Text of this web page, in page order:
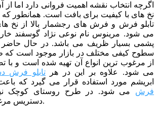
اگرچه انتخاب نقشه اهمیت فروانی دارد اما از
نخ های با کیفیت برای بافت است. همانطور که
تابلو فرش و فرش های رجشمار بالا از نخ
می شود. مرینوس نام نوعی نژاد گوسفند
پشمی بسیار ظریف می باشد. در حال حاضر
سطوح کیفی مختلف در بازار موجود است
از مرغوب ترین انواع آن تهیه شده است و
می شود. علاوه بر این در هرتابلو فرش
ابریشم مورد استفاده قرار می گیرد که باعث
فرش
دستریس مرغوب بکار رفته است.